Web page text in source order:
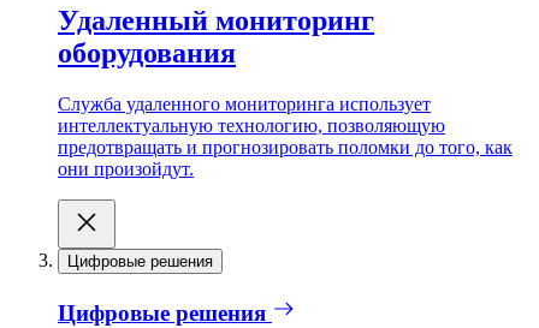
Удаленный мониторинг
оборудования
Служба удаленного мониторинга использует
интеллектуальную технологию, позволяющую
предотвращать и прогнозировать поломки до того, как
они произойдут.
Цифровые решения
Цифровые решения